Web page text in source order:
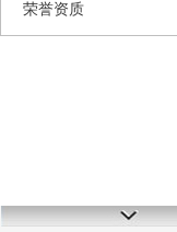
荣誉资质